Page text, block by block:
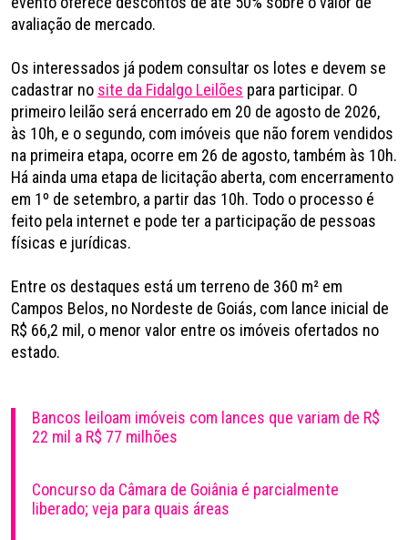
avaliação de mercado.
Os interessados já podem consultar os lotes e devem se
cadastrar no site da Fidalgo Leilões para participar. O
primeiro leilão será encerrado em 20 de agosto de 2026,
às 10h, e o segundo, com imóveis que não forem vendidos
na primeira etapa, ocorre em 26 de agosto, também às 10h.
Há ainda uma etapa de licitação aberta, com encerramento
em 1º de setembro, a partir das 10h. Todo o processo é
feito pela internet e pode ter a participação de pessoas
físicas e jurídicas.
Entre os destaques está um terreno de 360 m² em
Campos Belos, no Nordeste de Goiás, com lance inicial de
R$ 66,2 mil, o menor valor entre os imóveis ofertados no
estado.
Bancos leiloam imóveis com lances que variam de R$
22 mil a R$ 77 milhões
Concurso da Câmara de Goiânia é parcialmente
liberado; veja para quais áreas